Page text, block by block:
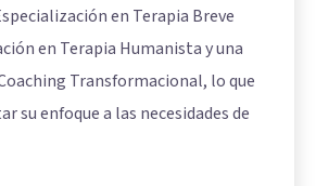
en Terapia Breve
en Terapia Humanista y una
Transformacional, lo que
su enfoque a las necesidades de